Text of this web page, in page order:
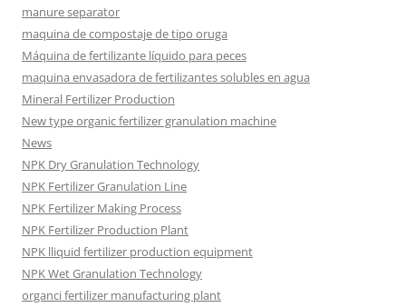
manure separator
maquina de compostaje de tipo oruga
Máquina de fertilizante líquido para peces
maquina envasadora de fertilizantes solubles en agua
Mineral Fertilizer Production
New type organic fertilizer granulation machine
News
NPK Dry Granulation Technology
NPK Fertilizer Granulation Line
NPK Fertilizer Making Process
NPK Fertilizer Production Plant
NPK lliquid fertilizer production equipment
NPK Wet Granulation Technology
organci fertilizer manufacturing plant